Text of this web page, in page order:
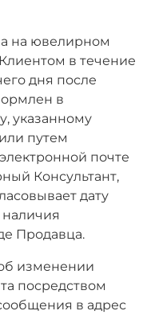
на ювелирном
в течение
дня после
в
указанному
путем
почте
Консультант,
дату
наличия
Продавца.
изменении
посредством
в адрес